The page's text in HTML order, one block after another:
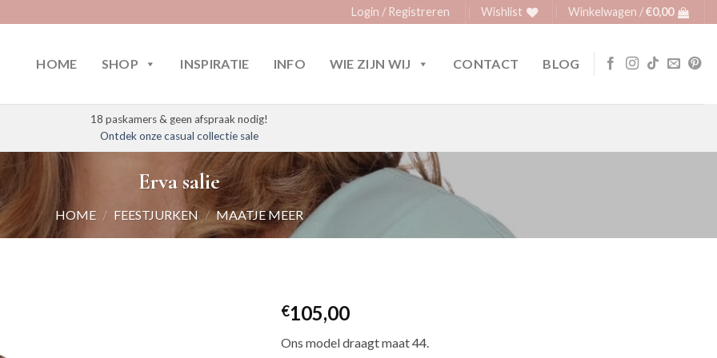
Login / Registreren Wishlist Winkelwagen /€0,00
HOME SHOP INSPIRATIE INFO WIE ZIJN WIJ CONTACT BLOG
18 paskamers & geen afspraak nodig!
Ontdek onze casual collectie sale
Erva salie
HOME / FEESTJURKEN / MAATJE MEER
€105,00
Ons model draagt maat 44.